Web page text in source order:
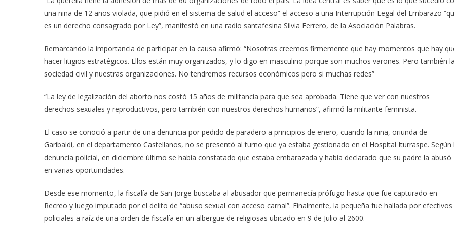
una niña de 12 años violada, que pidió en el sistema de salud el acceso” el acceso a una Interrupción Legal del Embarazo
es un derecho consagrado por Ley”, manifestó en una radio santafesina Silvia Ferrero, de la Asociación Palabras.
Remarcando la importancia de participar en la causa afirmó: “Nosotras creemos firmemente que hay momentos que hay
hacer litigios estratégicos. Ellos están muy organizados, y lo digo en masculino porque son muchos varones. Pero también la
sociedad civil y nuestras organizaciones. No tendremos recursos económicos pero si muchas redes”
“La ley de legalización del aborto nos costó 15 años de militancia para que sea aprobada. Tiene que ver con nuestros
derechos sexuales y reproductivos, pero también con nuestros derechos humanos”, afirmó la militante feminista.
El caso se conoció a partir de una denuncia por pedido de paradero a principios de enero, cuando la niña, oriunda de
Garibaldi, en el departamento Castellanos, no se presentó al turno que ya estaba gestionado en el Hospital Iturraspe. Según
denuncia policial, en diciembre último se había constatado que estaba embarazada y había declarado que su padre la abusó
en varias oportunidades.
Desde ese momento, la fiscalía de San Jorge buscaba al abusador que permanecía prófugo hasta que fue capturado en
Recreo y luego imputado por el delito de “abuso sexual con acceso carnal”. Finalmente, la pequeña fue hallada por efectivos
policiales a raíz de una orden de fiscalía en un albergue de religiosas ubicado en 9 de Julio al 2600.